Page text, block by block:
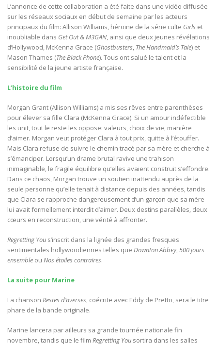
L’annonce de cette collaboration a été faite dans une vidéo diffusée
sur les réseaux sociaux en début de semaine par les acteurs
principaux du film: Allison Williams, héroïne de la série culte Girls et
inoubliable dans Get Out&M3GAN, ainsi que deux jeunes révélations
d’Hollywood, McKenna Grace (Ghostbusters, The Handmaid’s Tale) et
Mason Thames (The Black Phone). Tous ont salué le talent et la
sensibilité de la jeune artiste française.
L’histoire du film
Morgan Grant (Allison Williams) a mis ses rêves entre parenthèses
pour élever sa fille Clara (McKenna Grace). Si un amour indéfectible
les unit, tout le reste les oppose: valeurs, choix de vie, manière
d’aimer. Morgan veut protéger Clara à tout prix, quitte à l’étouffer.
Mais Clara refuse de suivre le chemin tracé par sa mère et cherche à
s’émanciper. Lorsqu’un drame brutal ravive une trahison
inimaginable, le fragile équilibre qu’elles avaient construit s’effondre.
Dans ce chaos, Morgan trouve un soutien inattendu auprès de la
seule personne qu’elle tenait à distance depuis des années, tandis
que Clara se rapproche dangereusement d’un garçon que sa mère
lui avait formellement interdit d’aimer. Deux destins parallèles, deux
cœurs en reconstruction, une vérité à affronter.
Regretting You s’inscrit dans la lignée des grandes fresques
sentimentales hollywoodiennes telles que Downton Abbey,500 jours
ensemble ou Nos étoiles contraires.
La suite pour Marine
La chanson Restes d’averses, coécrite avec Eddy de Pretto, sera le titre
phare de la bande originale.
Marine lancera par ailleurs sa grande tournée nationale fin
novembre, tandis que le film Regretting You sortira dans les salles